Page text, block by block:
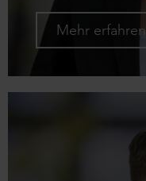
Mehr erfahren